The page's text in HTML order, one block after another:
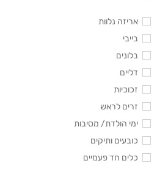
אריזה נלוות
בייבי
בלונים
דליים
זכוכיות
זרים לראש
ימי הולדת/ מסיבות
כובעים ותיקים
כלים חד פעמיים